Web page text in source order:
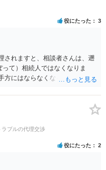
役にたった 3
されますと、相談者さんは、遡
て）相続人ではなくなりま
方にはならなくなるので（明け
答弁書に添えて裁判所に提出
却を求める答弁書を提出すれ
ません。その日は差支え（用事
す。 質問３について 弁護士で
は無いと思います。郵送（期
細は、書面記載の裁判所書記官
考まで。
ラブルの代理交渉
役にたった 2